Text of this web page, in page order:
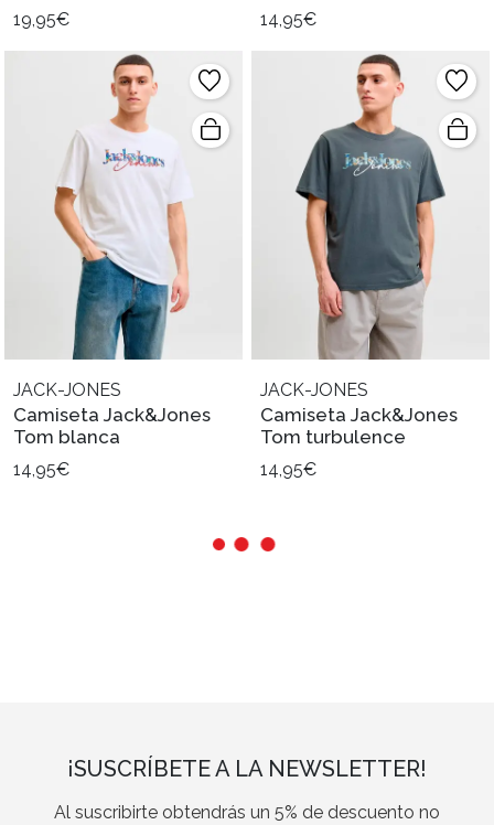
19,95€ 14,95€
JACK-JONES
Camiseta Jack&Jones
Tom blanca
14,95€
JACK-JONES
Camiseta Jack&Jones
Tom turbulence
14,95€
¡SUSCRÍBETE A LA NEWSLETTER!
Al suscribirte obtendrás un 5% de descuento no